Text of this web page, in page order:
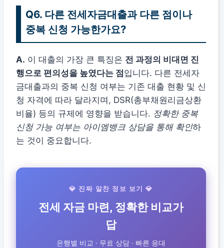
Q6. 다른 전세자금대출과 다른 점이나
중복 신청 가능한가요?
A. 이 대출의 가장 큰 특징은 전 과정의 비대면 진
행으로 편의성을 높였다는 점 입니다. 다른 전세자
금대출과의 중복 신청 여부는 기존 대출 현황 및 신
청 자격에 따라 달라지며, DSR(총부채원리금상환
비율) 등의 규제에 영향을 받습니다. 정확한 중복
신청 가능 여부는 아이엠뱅크 상담을 통해 확인하
는 것이 중요합니다.
💎 진짜 알찬 정보 보기 💎
전세 자금 마련, 정확한 비교가
답
은행별 비교 · 무료 상담 · 빠른 응대